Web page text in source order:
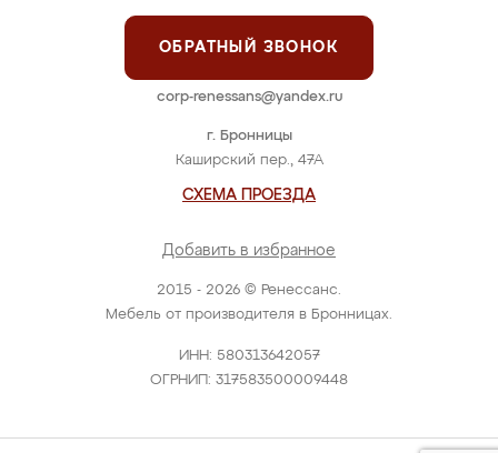
2015 - 2026 © Ренессанс.
Мебель от производителя в Бронницах.
ИНН: 580313642057
ОГРНИП: 317583500009448
г. Бронницы
Каширский пер., 47А
СХЕМА ПРОЕЗДА
Добавить в избранное
ОБРАТНЫЙ ЗВОНОК
corp-renessans@yandex.ru